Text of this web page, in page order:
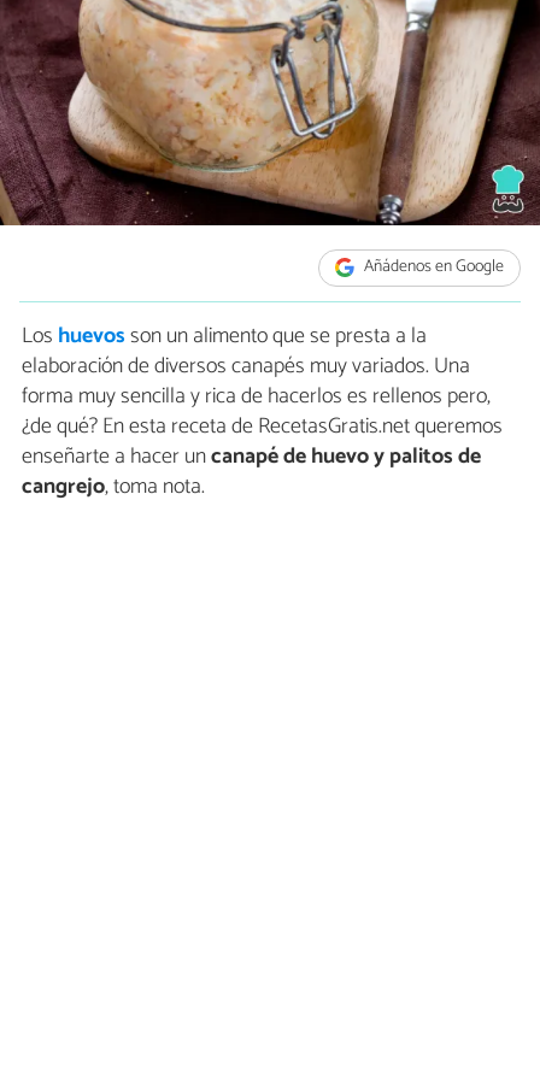
Añádenos en Google
Los huevosson un alimento que se presta a la
elaboración de diversos canapés muy variados. Una
forma muy sencilla y rica de hacerlos es rellenos pero,
¿de qué? En esta receta de RecetasGratis.net queremos
enseñarte a hacer uncanapé de huevo y palitos de
cangrejo, toma nota.